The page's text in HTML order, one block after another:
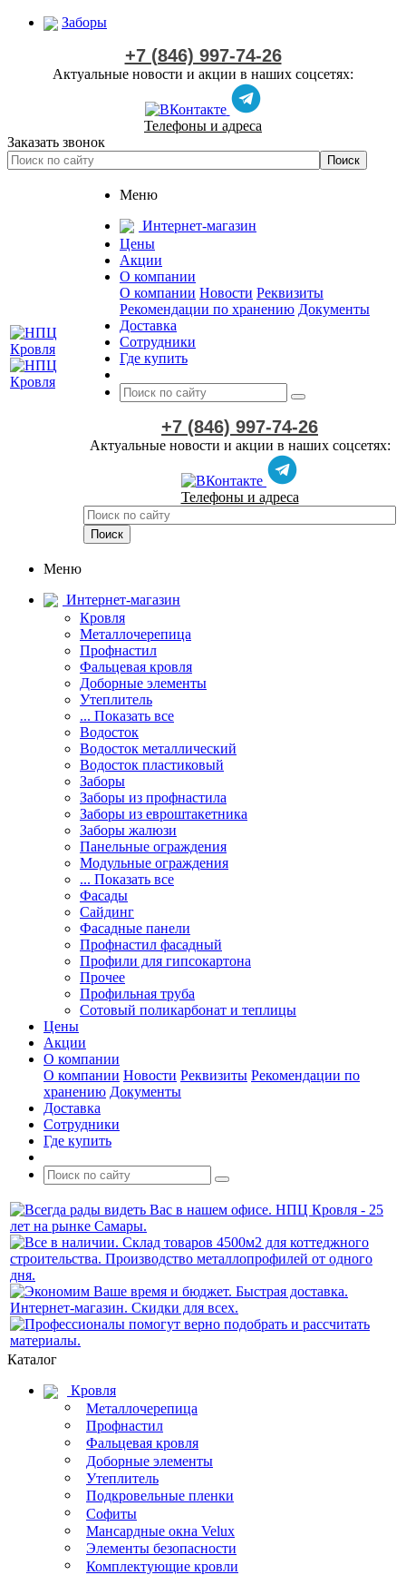
Заборы
+7 (846) 997-74-26
Актуальные новости и акции в наших соцсетях:
Телефоны и адреса
Заказать звонок
Меню
Интернет-магазин
Цены
Акции
О компании
О компании Новости Реквизиты
Рекомендации по хранению Документы
Доставка
Сотрудники
Где купить
+7 (846) 997-74-26
Актуальные новости и акции в наших соцсетях:
Телефоны и адреса
Меню
Интернет-магазин
Кровля
Металлочерепица
Профнастил
Фальцевая кровля
Доборные элементы
Утеплитель
... Показать все
Водосток
Водосток металлический
Водосток пластиковый
Заборы
Заборы из профнастила
Заборы из евроштакетника
Заборы жалюзи
Панельные ограждения
Модульные ограждения
... Показать все
Фасады
Сайдинг
Фасадные панели
Профнастил фасадный
Профили для гипсокартона
Прочее
Профильная труба
Сотовый поликарбонат и теплицы
Цены
Акции
О компании
О компании Новости Реквизиты Рекомендации по
хранению Документы
Доставка
Сотрудники
Где купить
Каталог
Кровля
Металлочерепица
Профнастил
Фальцевая кровля
Доборные элементы
Утеплитель
Подкровельные пленки
Софиты
Мансардные окна Velux
Элементы безопасности
Комплектующие кровли